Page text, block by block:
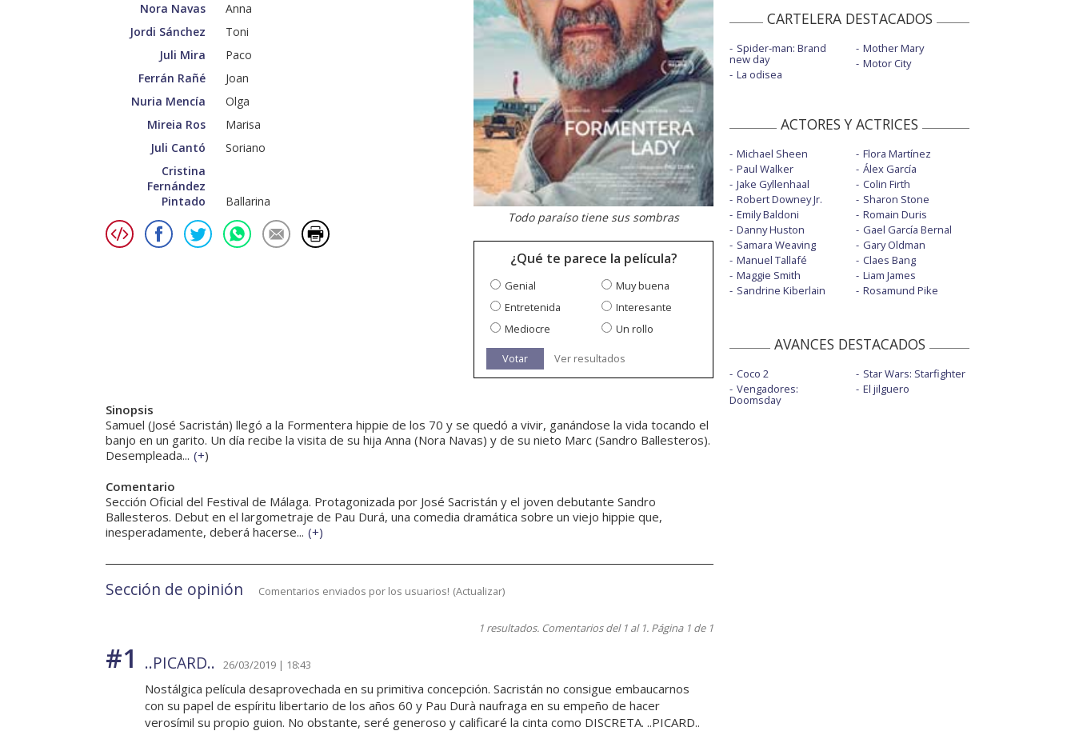
Nora Navas
Anna
Jordi Sánchez
Toni
Juli Mira
Paco
Ferrán Rañé
Joan
Nuria Mencía
Olga
Mireia Ros
Marisa
Juli Cantó
Soriano
Cristina
Fernández
Pintado
Ballarina
Todo paraíso tiene sus sombras
¿Qué te parece la película?
Genial
Muy buena
Entretenida
Interesante
Mediocre
Un rollo
Votar Ver resultados
Sinopsis
Samuel (José Sacristán) llegó a la Formentera hippie de los 70 y se quedó a vivir, ganándose la vida tocando el
banjo en un garito. Un día recibe la visita de su hija Anna (Nora Navas) y de su nieto Marc (Sandro Ballesteros).
Desempleada... (+)
Comentario
Sección Oficial del Festival de Málaga. Protagonizada por José Sacristán y el joven debutante Sandro
Ballesteros. Debut en el largometraje de Pau Durá, una comedia dramática sobre un viejo hippie que,
inesperadamente, deberá hacerse... (+)
Sección de opinión Comentarios enviados por los usuarios! (Actualizar)
1 resultados. Comentarios del 1 al 1. Página 1 de 1
#1 ..PICARD.. 26/03/2019 | 18:43
Nostálgica película desaprovechada en su primitiva concepción. Sacristán no consigue embaucarnos
con su papel de espíritu libertario de los años 60 y Pau Durà naufraga en su empeño de hacer
verosímil su propio guion. No obstante, seré generoso y calificaré la cinta como DISCRETA. ..PICARD..
CARTELERA DESTACADOS
Spider-man: Brand
new day
La odisea
Mother Mary
Motor City
ACTORES Y ACTRICES
Michael Sheen
Paul Walker
Jake Gyllenhaal
Robert Downey Jr.
Emily Baldoni
Danny Huston
Samara Weaving
Manuel Tallafé
Maggie Smith
Sandrine Kiberlain
Flora Martínez
Álex García
Colin Firth
Sharon Stone
Romain Duris
Gael García Bernal
Gary Oldman
Claes Bang
Liam James
Rosamund Pike
AVANCES DESTACADOS
Coco 2
Vengadores:
Doomsday
Star Wars: Starfighter
El jilguero